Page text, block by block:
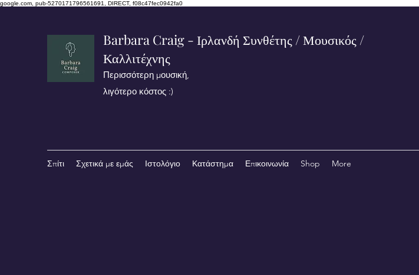
google.com, pub-5270171796561691, DIRECT, f08c47fec0942fa0
Barbara Craig - Ιρλανδή Συνθέτης / Μουσικός /
Καλλιτέχνης
Περισσότερη μουσική,
λιγότερο κόστος :)
Σπίτι Σχετικά με εμάς Ιστολόγιο Κατάστημα Επικοινωνία Shop More